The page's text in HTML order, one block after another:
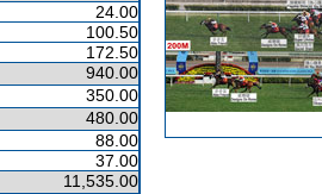
24.00
100.50
172.50
940.00
350.00
480.00
88.00
37.00
11,535.00